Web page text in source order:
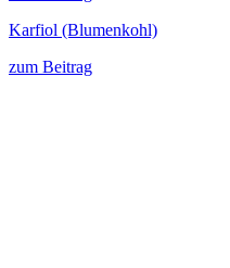
Karfiol (Blumenkohl)
zum Beitrag